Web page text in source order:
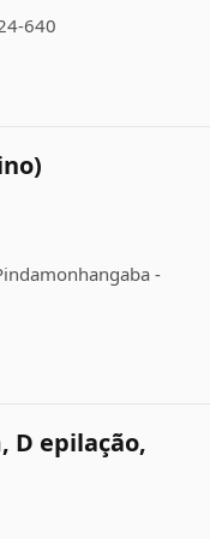
640
-
D epilação,